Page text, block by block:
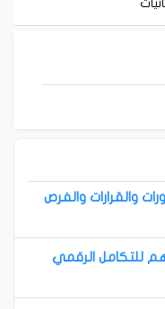
والقرارات والفرص
للتكامل الرقمي